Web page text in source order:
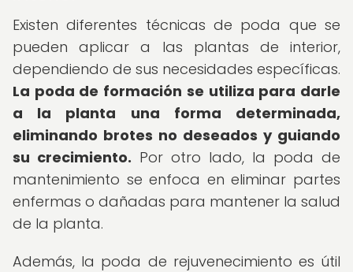
Existen diferentes técnicas de poda que se
pueden aplicar a las plantas de interior,
dependiendo de sus necesidades específicas.
La poda de formación se utiliza para darle
a la planta una forma determinada,
eliminando brotes no deseados y guiando
su crecimiento. Por otro lado, la poda de
mantenimiento se enfoca en eliminar partes
enfermas o dañadas para mantener la salud
de la planta.
Además, la poda de rejuvenecimiento es útil